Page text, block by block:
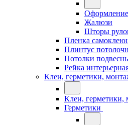
Жалюзи
Шторы
Пленка
Плинтус
Потолки
Рейка
Клеи, герметики,
Клеи, герметики,
Герметики